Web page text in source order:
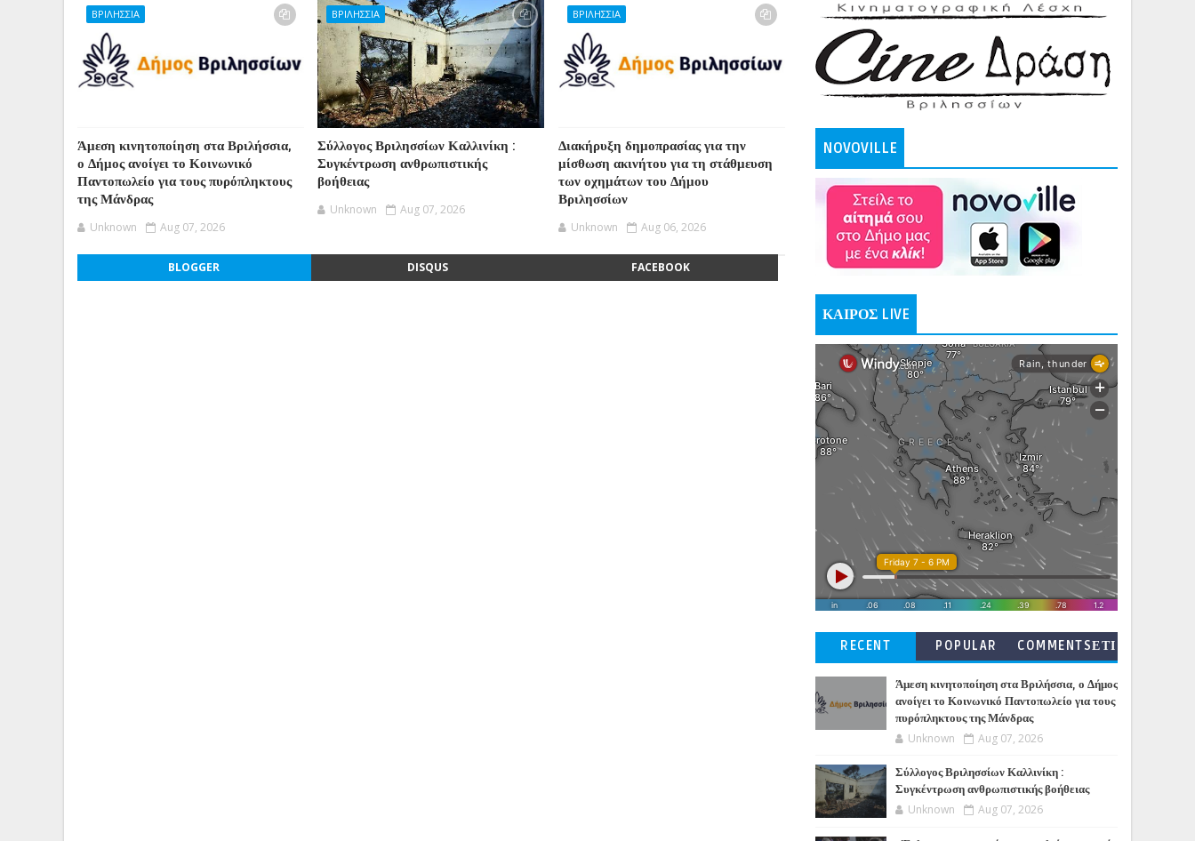
ΒΡΙΛΗΣΣΙΑ
Άμεση κινητοποίηση στα Βριλήσσια,
ο Δήμος ανοίγει το Κοινωνικό
Παντοπωλείο για τους πυρόπληκτους
της Μάνδρας
Unknown Aug 07, 2026
ΒΡΙΛΗΣΣΙΑ
Σύλλογος Βριλησσίων Καλλινίκη :
Συγκέντρωση ανθρωπιστικής
βοήθειας
Unknown Aug 07, 2026
ΒΡΙΛΗΣΣΙΑ
Διακήρυξη δημοπρασίας για την
μίσθωση ακινήτου για τη στάθμευση
των οχημάτων του Δήμου
Βριλησσίων
Unknown Aug 06, 2026
BLOGGER DISQUS FACEBOOK
NOVOVILLE
ΚΑΙΡΟΣ LIVE
RECENT POPULAR
COMMENTSΕΤΙ
Άμεση κινητοποίηση στα Βριλήσσια, ο Δήμος
ανοίγει το Κοινωνικό Παντοπωλείο για τους
πυρόπληκτους της Μάνδρας
Unknown Aug 07, 2026
Σύλλογος Βριλησσίων Καλλινίκη :
Συγκέντρωση ανθρωπιστικής βοήθειας
Unknown Aug 07, 2026